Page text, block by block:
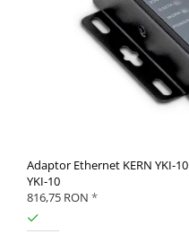
Adaptor Ethernet KERN YKI-10
YKI-10
816,75 RON *